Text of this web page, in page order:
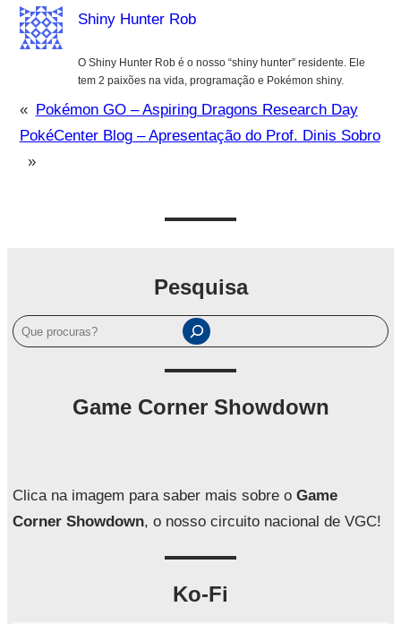
Shiny Hunter Rob
O Shiny Hunter Rob é o nosso “shiny hunter” residente. Ele
tem 2 paixões na vida, programação e Pokémon shiny.
« Pokémon GO – Aspiring Dragons Research Day
PokéCenter Blog – Apresentação do Prof. Dinis Sobro
»
Pesquisa
P
e
a
Game Corner Showdown
Clica na imagem para saber mais sobre o Game
Corner Showdown, o nosso circuito nacional de VGC!
Ko-Fi